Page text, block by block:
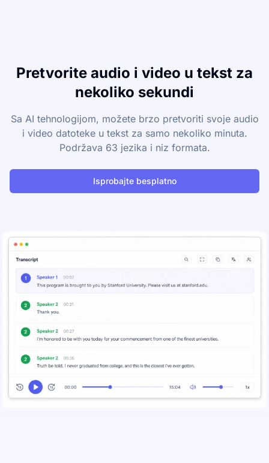
Pretvorite audio i video u tekst za
nekoliko sekundi
Sa AI tehnologijom, možete brzo pretvoriti svoje audio
i video datoteke u tekst za samo nekoliko minuta.
Podržava 63 jezika i niz formata.
Isprobajte besplatno